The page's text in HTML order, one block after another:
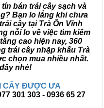
bán trái cây sạch và
Bạn lo lắng khi chưa
cây tại Trà Ôn Vĩnh
nỗi lo về việc tìm kiếm
cao hiện nay, 360
trái cây nhập khẩu Trà
chọn mua nhiều nhất.
nhé!
CÂY ĐƯỢC ƯA
301 303 - 0936 65 27